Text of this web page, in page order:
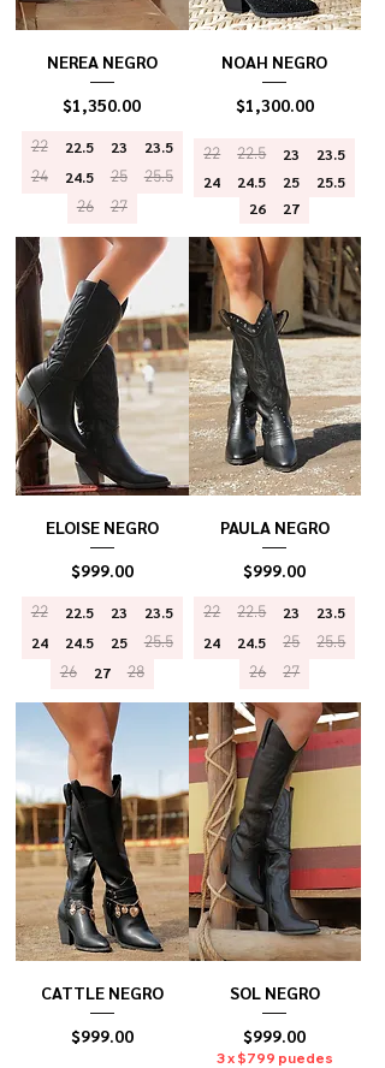
NEREA NEGRO
Precio
$1,350.00
22 22.5 23 23.5
24 24.5 25
25.5
26
27
NOAH NEGRO
Precio
$1,300.00
22 22.5 23
23.5
24
24.5 25
25.5
26
27
ELOISE NEGRO
Precio
$999.00
22 22.5 23
23.5
24
24.5 25
25.5
26
27 28
PAULA NEGRO
Precio
$999.00
22 22.5 23
23.5
24
24.5 25
25.5
26
27
CATTLE NEGRO
Precio
$999.00
SOL NEGRO
Precio
$999.00
3 x $799 puedes